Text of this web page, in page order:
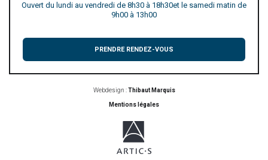
Ouvert du lundi au vendredi de 8h30 à 18h30et le samedi matin de
9h00 à 13h00
PRENDRE RENDEZ-VOUS
Webdesign :Thibaut Marquis
Mentions légales